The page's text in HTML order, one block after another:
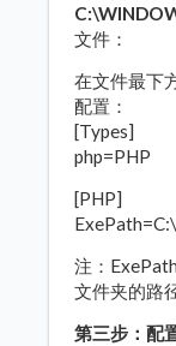
文件：
在文件最下
配置：
[Types]
php=PHP
[PHP]
注：
文件夹的路
第三步：配